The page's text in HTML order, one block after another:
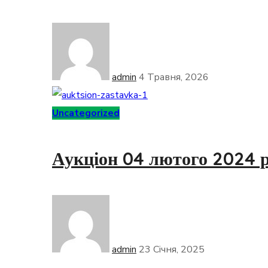
admin 4 Травня, 2026
Uncategorized
Аукціон 04 лютого 2024
admin 23 Січня, 2025